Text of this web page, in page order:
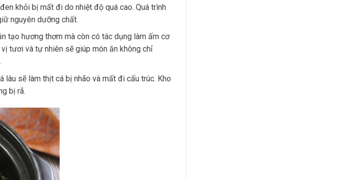
khỏi bị mất đi do nhiệt độ quá cao. Quá trình
nguyên dưỡng chất.
tạo hương thơm mà còn có tác dụng làm ấm cơ
tươi và tự nhiên sẽ giúp món ăn không chỉ
lâu sẽ làm thịt cá bị nhão và mất đi cấu trúc. Kho
bị rã.